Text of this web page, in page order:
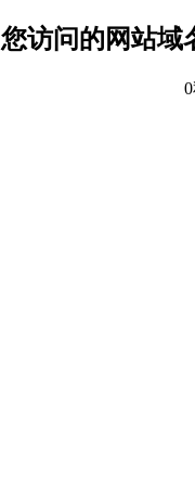
您访问的网站域
0